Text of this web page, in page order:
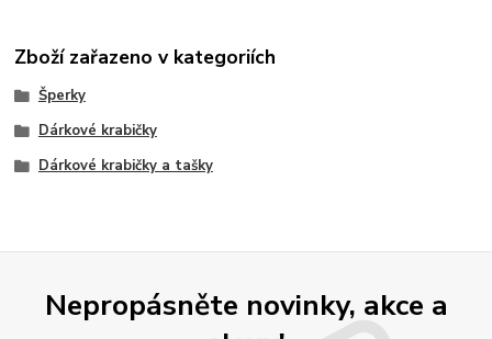
Zboží zařazeno v kategoriích
Šperky
Dárkové krabičky
Dárkové krabičky a tašky
Nepropásněte novinky, akce a